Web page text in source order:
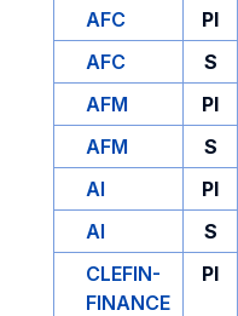
AFC
PI
AFC
S
AFM
PI
AFM
S
AI
PI
AI
S
CLEFIN-
FINANCE
PI